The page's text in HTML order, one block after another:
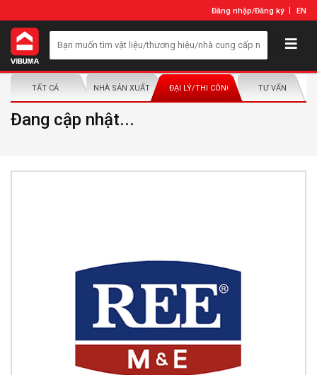
Đăng nhập/Đăng ký EN
TẤT CẢ NHÀ SẢN XUẤT/NHÀ PHÂN PHỐIĐẠI LÝ/THI CÔNG LẮP ĐẶTTƯ VẤN
Đang cập nhật...